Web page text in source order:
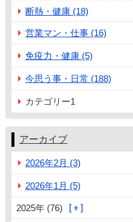
断熱・健康 (18)
営業マン・仕事 (16)
免疫力・健康 (5)
今思う事・日常 (188)
カテゴリー1
アーカイブ
2026年2月 (3)
2026年1月 (5)
2025年 (76)